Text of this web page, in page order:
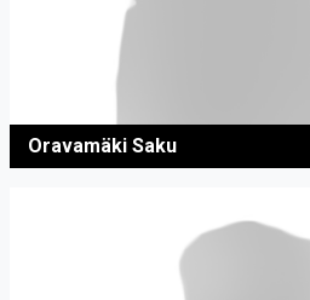
Oravamäki Saku